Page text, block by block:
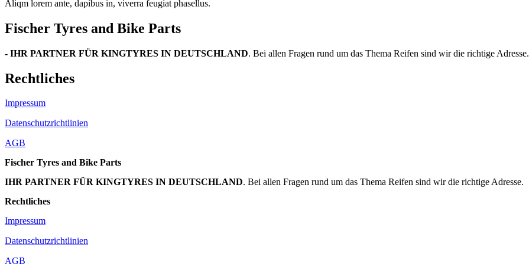
Aliqm lorem ante, dapibus in, viverra feugiat phasellus.
Fischer Tyres and Bike Parts
- IHR PARTNER FÜR KINGTYRES IN DEUTSCHLAND. Bei allen Fragen rund um das Thema Reifen sind wir die richtige Adresse.
Rechtliches
Impressum
Datenschutzrichtlinien
AGB
Fischer Tyres and Bike Parts
IHR PARTNER FÜR KINGTYRES IN DEUTSCHLAND. Bei allen Fragen rund um das Thema Reifen sind wir die richtige Adresse.
Rechtliches
Impressum
Datenschutzrichtlinien
AGB